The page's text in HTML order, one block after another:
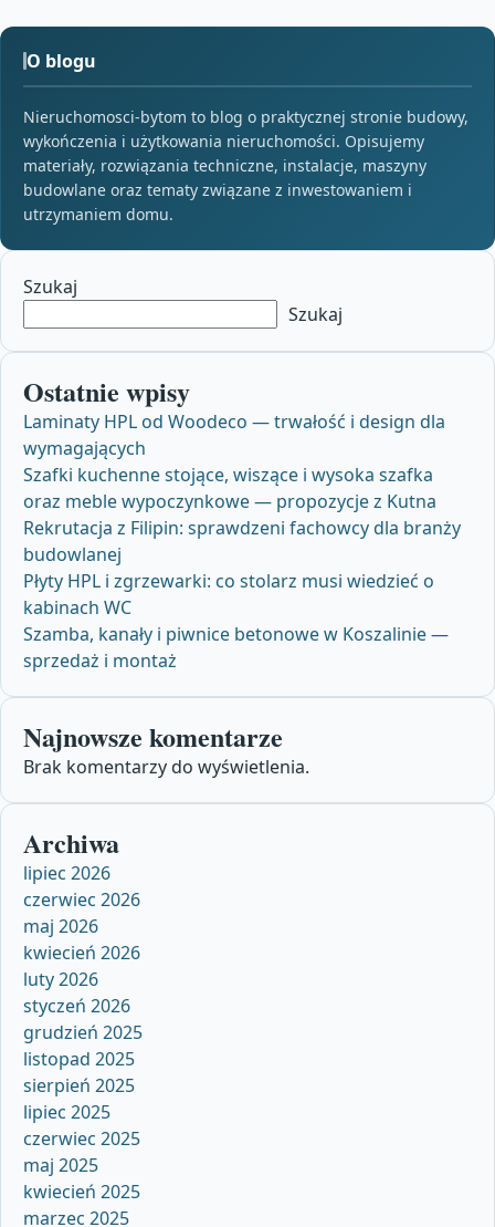
O blogu
Nieruchomosci-bytom to blog o praktycznej stronie budowy,
wykończenia i użytkowania nieruchomości. Opisujemy
materiały, rozwiązania techniczne, instalacje, maszyny
budowlane oraz tematy związane z inwestowaniem i
utrzymaniem domu.
Szukaj
Szukaj
Ostatnie wpisy
Laminaty HPL od Woodeco — trwałość i design dla
wymagających
Szafki kuchenne stojące, wiszące i wysoka szafka
oraz meble wypoczynkowe — propozycje z Kutna
Rekrutacja z Filipin: sprawdzeni fachowcy dla branży
budowlanej
Płyty HPL i zgrzewarki: co stolarz musi wiedzieć o
kabinach WC
Szamba, kanały i piwnice betonowe w Koszalinie —
sprzedaż i montaż
Najnowsze komentarze
Brak komentarzy do wyświetlenia.
Archiwa
lipiec 2026
czerwiec 2026
maj 2026
kwiecień 2026
luty 2026
styczeń 2026
grudzień 2025
listopad 2025
sierpień 2025
lipiec 2025
czerwiec 2025
maj 2025
kwiecień 2025
marzec 2025